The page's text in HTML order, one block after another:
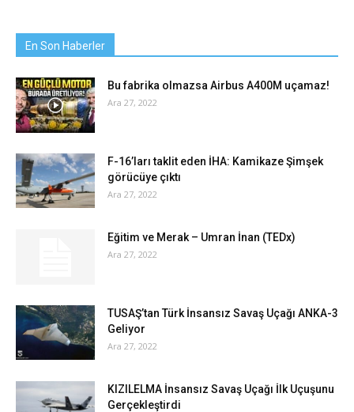
En Son Haberler
Bu fabrika olmazsa Airbus A400M uçamaz!
Ara 27, 2022
F-16’ları taklit eden İHA: Kamikaze Şimşek
görücüye çıktı
Ara 27, 2022
Eğitim ve Merak – Umran İnan (TEDx)
Ara 27, 2022
TUSAŞ’tan Türk İnsansız Savaş Uçağı ANKA-3
Geliyor
Ara 27, 2022
KIZILELMA İnsansız Savaş Uçağı İlk Uçuşunu
Gerçekleştirdi